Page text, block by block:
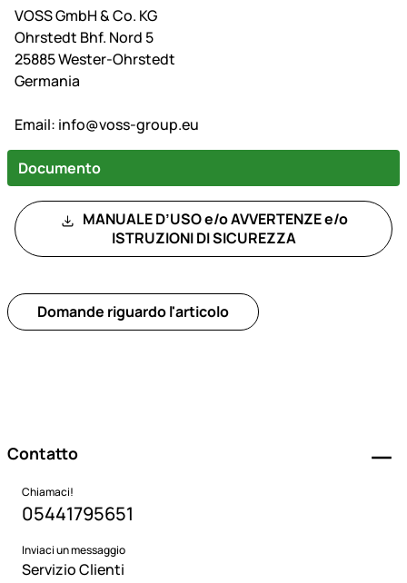
VOSS GmbH & Co. KG
Ohrstedt Bhf. Nord 5
25885 Wester-Ohrstedt
Germania
Email: info@voss-group.eu
Documento
MANUALE D’USO e/o AVVERTENZE e/o
ISTRUZIONI DI SICUREZZA
Domande riguardo l'articolo
Contatto
Chiamaci!
05441795651
Inviaci un messaggio
Servizio Clienti